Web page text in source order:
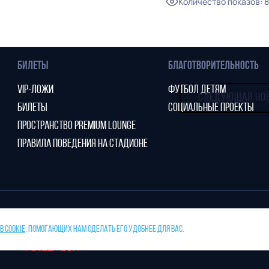
СЛЕДУЮЩАЯ
ПАРТНЕРСТВО
БИЛЕТЫ
VIP-ЛОЖИ
БИЛЕТЫ
ПРОСТРАНСТВО PREMIUM LOUNGE
ПРАВИЛА ПОВЕДЕНИЯ НА СТАДИОНЕ
БЛАГОТВОРИТЕЛЬНОСТЬ
ФУТБОЛ ДЕТЯМ
СОЦИАЛЬНЫЕ ПРОЕКТЫ
, ПОМОГАЮЩИХ НАМ СДЕЛАТЬ ЕГО УДОБНЕЕ ДЛЯ ВАС.